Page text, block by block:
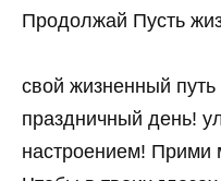
Продолжай Пусть
свой жизненный путь
праздничный день!
настроением! Прими